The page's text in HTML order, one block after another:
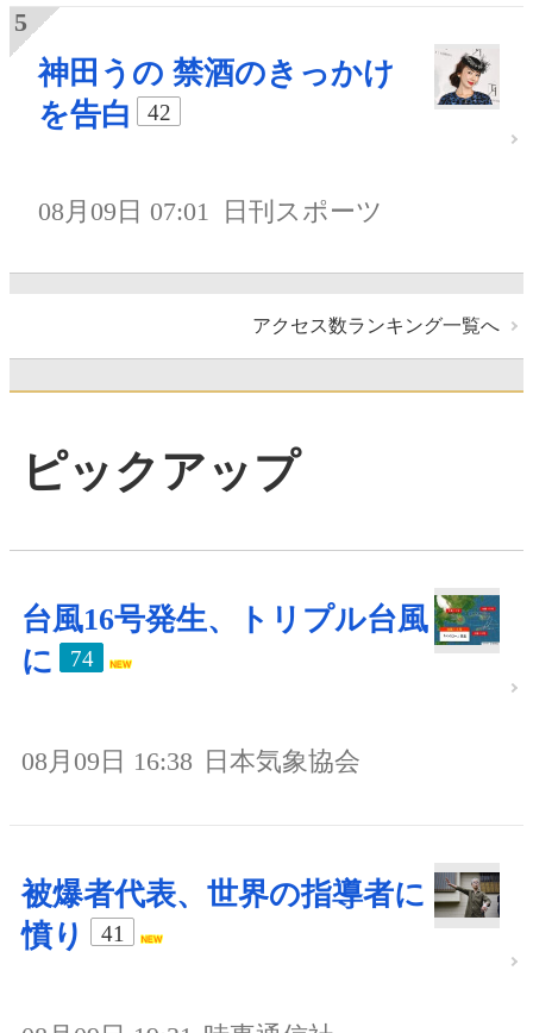
神田うの 禁酒のきっかけ
を告白
42
08月09日 07:01 日刊スポーツ
アクセス数ランキング一覧へ
ピックアップ
台風16号発生、トリプル台風
に
74
08月09日 16:38 日本気象協会
被爆者代表、世界の指導者に
憤り
41